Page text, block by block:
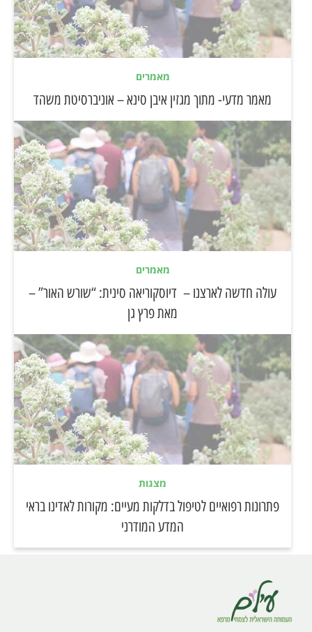
מאמרים
מאמר מדעי- מתוך מגזין איבן סינא – אוניברסיטת משהד
מאמרים
עולה חדשה לארצנו – דיוסקוריאה סינית: “שורש האור” –
מאת פרץ גן
מצגות
פתרונות רפואיים לטיפול בדלקות מעיים: מקורות לאדינו בראי
המדע המודרני